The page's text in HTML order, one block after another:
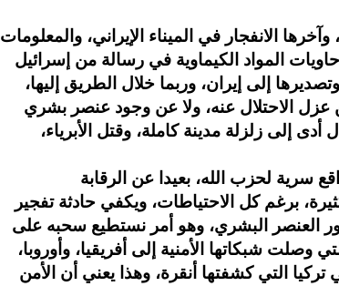
الانفجار في الميناء الإيراني، والمعلومات
المواد الكيماوية في رسالة من إسرائيل
إلى إيران، وربما خلال الطريق إليها،
عزل الاحتلال عنه، ولا عن وجود عنصر بشري
إلى زلزلة مدينة كاملة، وقتل الأبرياء،
سرية لحزب الله، بعيدا عن الرقابة
برغم كل الاحتياطات، ويكفي حادثة تفجير
دور العنصر البشري، وهو أمر نستطيع سحبه على
وصلت شبكاتها الأمنية إلى أفريقيا، وأوروبا،
التي كشفتها أنقرة، وهذا يعني أن الأمن